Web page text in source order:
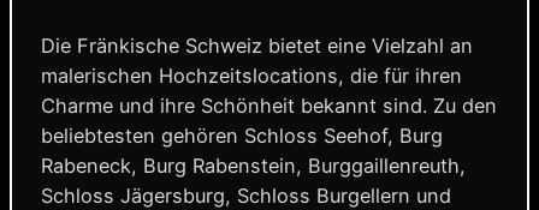
Die Fränkische Schweiz bietet eine Vielzahl an
malerischen Hochzeitslocations, die für ihren
Charme und ihre Schönheit bekannt sind. Zu den
beliebtesten gehören Schloss Seehof, Burg
Rabeneck, Burg Rabenstein, Burggaillenreuth,
Schloss Jägersburg, Schloss Burgellern und